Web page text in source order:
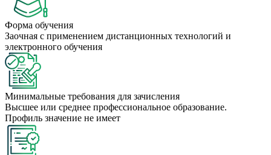
Форма обучения
Заочная с применением дистанционных технологий и
электронного обучения
Минимальные требования для зачисления
Высшее или среднее профессиональное образование.
Профиль значение не имеет